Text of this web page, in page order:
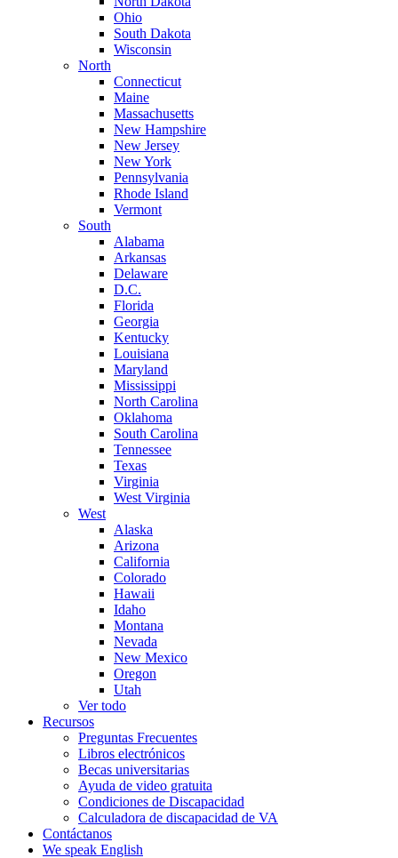
Ohio
South Dakota
Wisconsin
North
Connecticut
Maine
Massachusetts
New Hampshire
New Jersey
New York
Pennsylvania
Rhode Island
Vermont
South
Alabama
Arkansas
Delaware
D.C.
Florida
Georgia
Kentucky
Louisiana
Maryland
Mississippi
North Carolina
Oklahoma
South Carolina
Tennessee
Texas
Virginia
West Virginia
West
Alaska
Arizona
California
Colorado
Hawaii
Idaho
Montana
Nevada
New Mexico
Oregon
Utah
Ver todo
Recursos
Preguntas Frecuentes
Libros electrónicos
Becas universitarias
Ayuda de video gratuita
Condiciones de Discapacidad
Calculadora de discapacidad de VA
Contáctanos
We speak English